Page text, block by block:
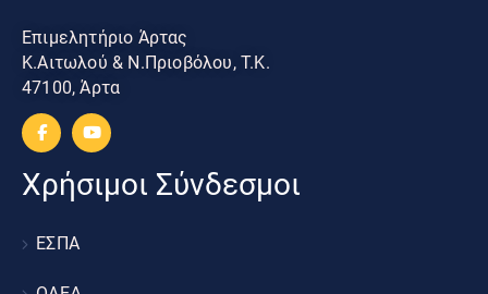
Επιμελητήριο Άρτας
Κ.Αιτωλού & Ν.Πριοβόλου, Τ.Κ.
47100, Άρτα
Χρήσιμοι Σύνδεσμοι
ΕΣΠΑ